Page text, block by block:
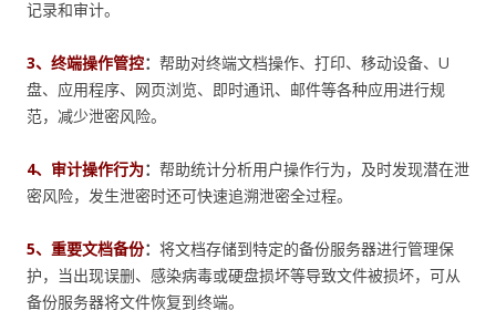
记录和审计。
3、终端操作管控： 帮助对终端文档操作、打印、移动设备、U
盘、应用程序、网页浏览、即时通讯、邮件等各种应用进行规
范，减少泄密风险。
4、审计操作行为： 帮助统计分析用户操作行为，及时发现潜在泄
密风险，发生泄密时还可快速追溯泄密全过程。
5、重要文档备份： 将文档存储到特定的备份服务器进行管理保
护，当出现误删、感染病毒或硬盘损坏等导致文件被损坏，可从
备份服务器将文件恢复到终端。